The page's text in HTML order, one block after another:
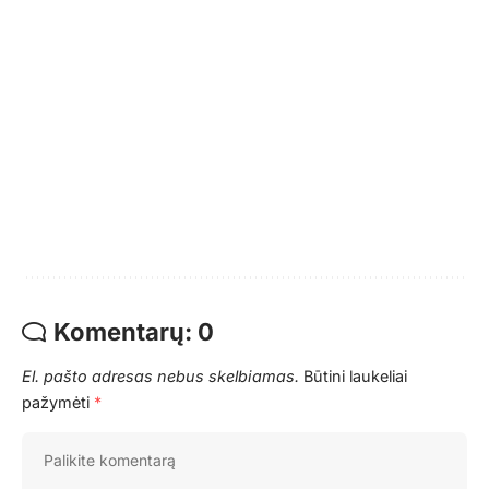
Komentarų: 0
El. pašto adresas nebus skelbiamas. Būtini laukeliai
pažymėti *